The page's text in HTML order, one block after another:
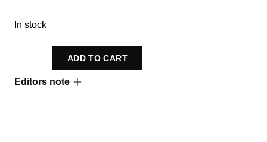
In stock
ADD TO CART
Editors note